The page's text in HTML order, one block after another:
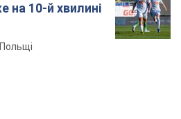
на 10-й хвилині